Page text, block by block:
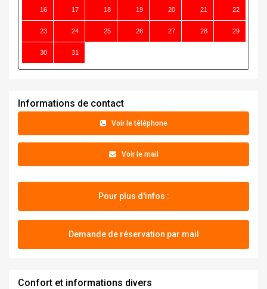
16 17 18 19 20 21 22
23 24 25 26 27 28 29
30 31
Informations de contact
Voir le téléphone
Voir le mail
Pour plus d'infos :
Demande de réservation par mail
Confort et informations divers